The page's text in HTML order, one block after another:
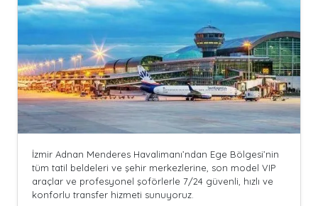
İzmir Adnan Menderes Havalimanı’ndan Ege Bölgesi’nin
tüm tatil beldeleri ve şehir merkezlerine, son model VIP
araçlar ve profesyonel şoförlerle 7/24 güvenli, hızlı ve
konforlu transfer hizmeti sunuyoruz.